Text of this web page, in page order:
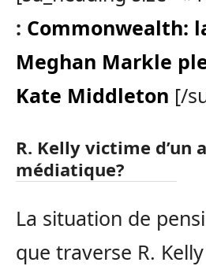
: Commonwealth:
Meghan Markle
Kate Middleton [/
R. Kelly victime d’un
médiatique?
La situation de
que traverse R.